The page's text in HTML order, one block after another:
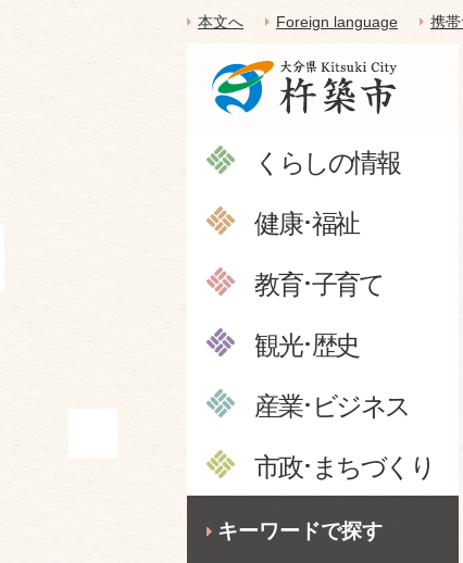
本文へ Foreign language 携帯
くらしの情報
健康･福祉
教育･子育て
観光･歴史
産業･ビジネス
市政･まちづくり
キーワードで探す